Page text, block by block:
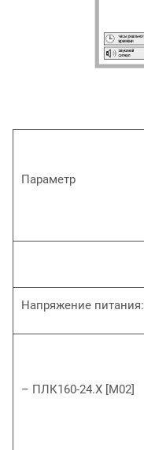
Параметр
Напряжение питания:
– ПЛК160-24.Х [М02]